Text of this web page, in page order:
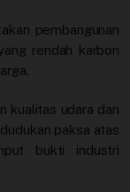
pembangunan
rendah karbon
kualitas udara dan
paksa atas
bukti industri